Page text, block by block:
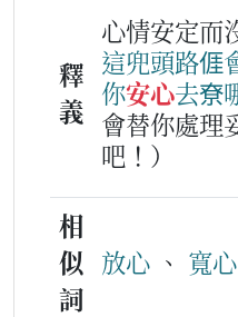
釋
義
心情安定而
這兜頭路𠊎
你安心去尞
會替你處理
吧！）
相
似
詞
放心 、 寬心